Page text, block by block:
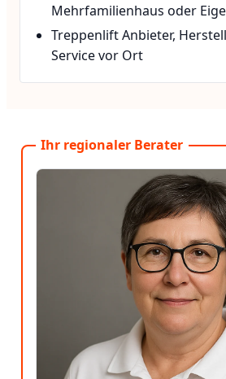
Mehrfamilienhaus oder
Treppenlift Anbieter,
Service vor Ort
Ihr regionaler Berater